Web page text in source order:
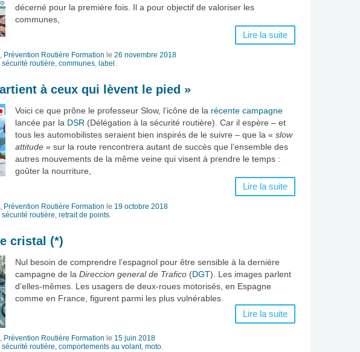
décerné pour la première fois. Il a pour objectif de valoriser les
communes,
Lire la suite
, Prévention Routière Formation le 26 novembre 2018
routière, communes, label .
à ceux qui lèvent le pied »
Voici ce que prône le professeur Slow, l’icône de la récente campagne
lancée par la DSR (Délégation à la sécurité routière). Car il espère – et
tous les automobilistes seraient bien inspirés de le suivre – que la « slow
attitude » sur la route rencontrera autant de succès que l’ensemble des
autres mouvements de la même veine qui visent à prendre le temps :
goûter la nourriture,
Lire la suite
, Prévention Routière Formation le 19 octobre 2018
routière, retrait de points.
cristal (*)
Nul besoin de comprendre l’espagnol pour être sensible à la dernière
campagne de la Direccion general de Trafico (DGT). Les images parlent
d’elles-mêmes. Les usagers de deux-roues motorisés, en Espagne
comme en France, figurent parmi les plus vulnérables.
Lire la suite
, Prévention Routière Formation le 15 juin 2018
routière, comportements au volant, moto.